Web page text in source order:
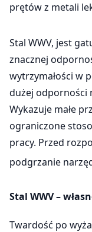
prętów z metali
Stal WWV, jest
znacznej
wytrzymałości w
dużej odporności
Wykazuje małe
ograniczone
pracy. Przed
podgrzanie
Stal WWV –
Twardość po